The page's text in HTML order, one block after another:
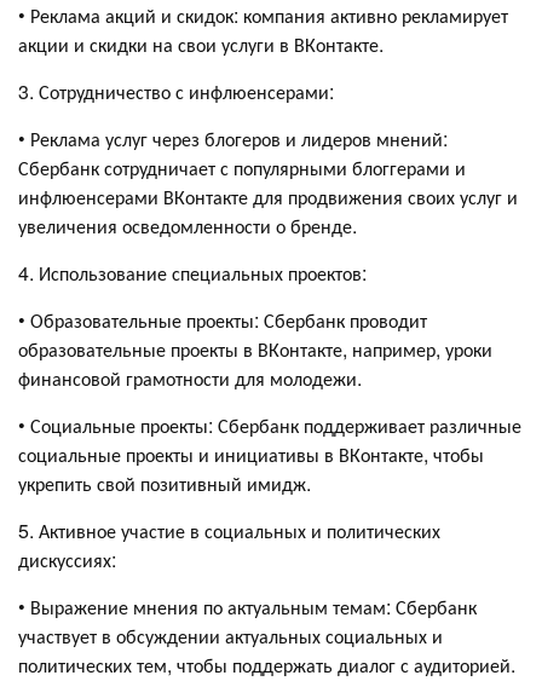
• Реклама акций и скидок: компания активно рекламирует
акции и скидки на свои услуги в ВКонтакте.
3. Сотрудничество с инфлюенсерами:
• Реклама услуг через блогеров и лидеров мнений:
Сбербанк сотрудничает с популярными блоггерами и
инфлюенсерами ВКонтакте для продвижения своих услуг и
увеличения осведомленности о бренде.
4. Использование специальных проектов:
• Образовательные проекты: Сбербанк проводит
образовательные проекты в ВКонтакте, например, уроки
финансовой грамотности для молодежи.
• Социальные проекты: Сбербанк поддерживает различные
социальные проекты и инициативы в ВКонтакте, чтобы
укрепить свой позитивный имидж.
5. Активное участие в социальных и политических
дискуссиях:
• Выражение мнения по актуальным темам: Сбербанк
участвует в обсуждении актуальных социальных и
политических тем, чтобы поддержать диалог с аудиторией.